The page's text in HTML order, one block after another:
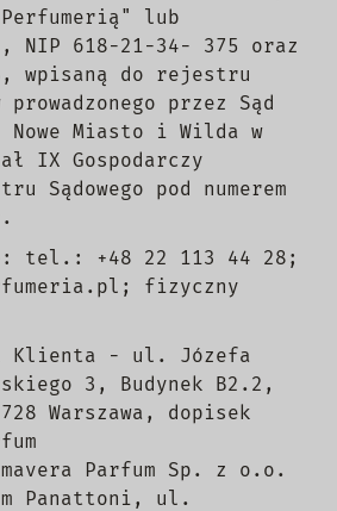
lub
NIP 618-21-34- 375 oraz
wpisaną do rejestru
przez Sąd
Nowe Miasto i Wilda w
IX Gospodarczy
Sądowego pod numerem
tel.: +48 22 113 44 28;
fizyczny
Klienta - ul. Józefa
3, Budynek B2.2,
Warszawa, dopisek
Parfum Sp. z o.o.
Panattoni, ul.